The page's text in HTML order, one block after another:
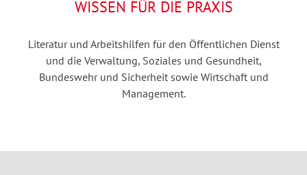
WISSEN FÜR DIE PRAXIS
Literatur und Arbeitshilfen für den Öffentlichen Dienst
und die Verwaltung, Soziales und Gesundheit,
Bundeswehr und Sicherheit sowie Wirtschaft und
Management.